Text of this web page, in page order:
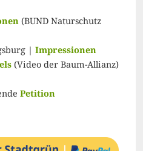
(BUND Naturschutz
| Impressionen
(Video der Baum-Allianz)
Petition